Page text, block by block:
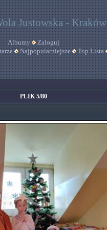
Justowska - Kraków
Albumy
Zaloguj
Najpopularniejsze Top Lista
PLIK 5/80